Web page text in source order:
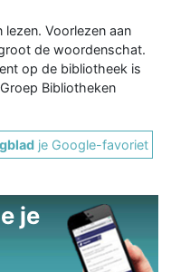
Voorlezen aan
de woordenschat.
op de bibliotheek is
Bibliotheken
je Google-favoriet
je